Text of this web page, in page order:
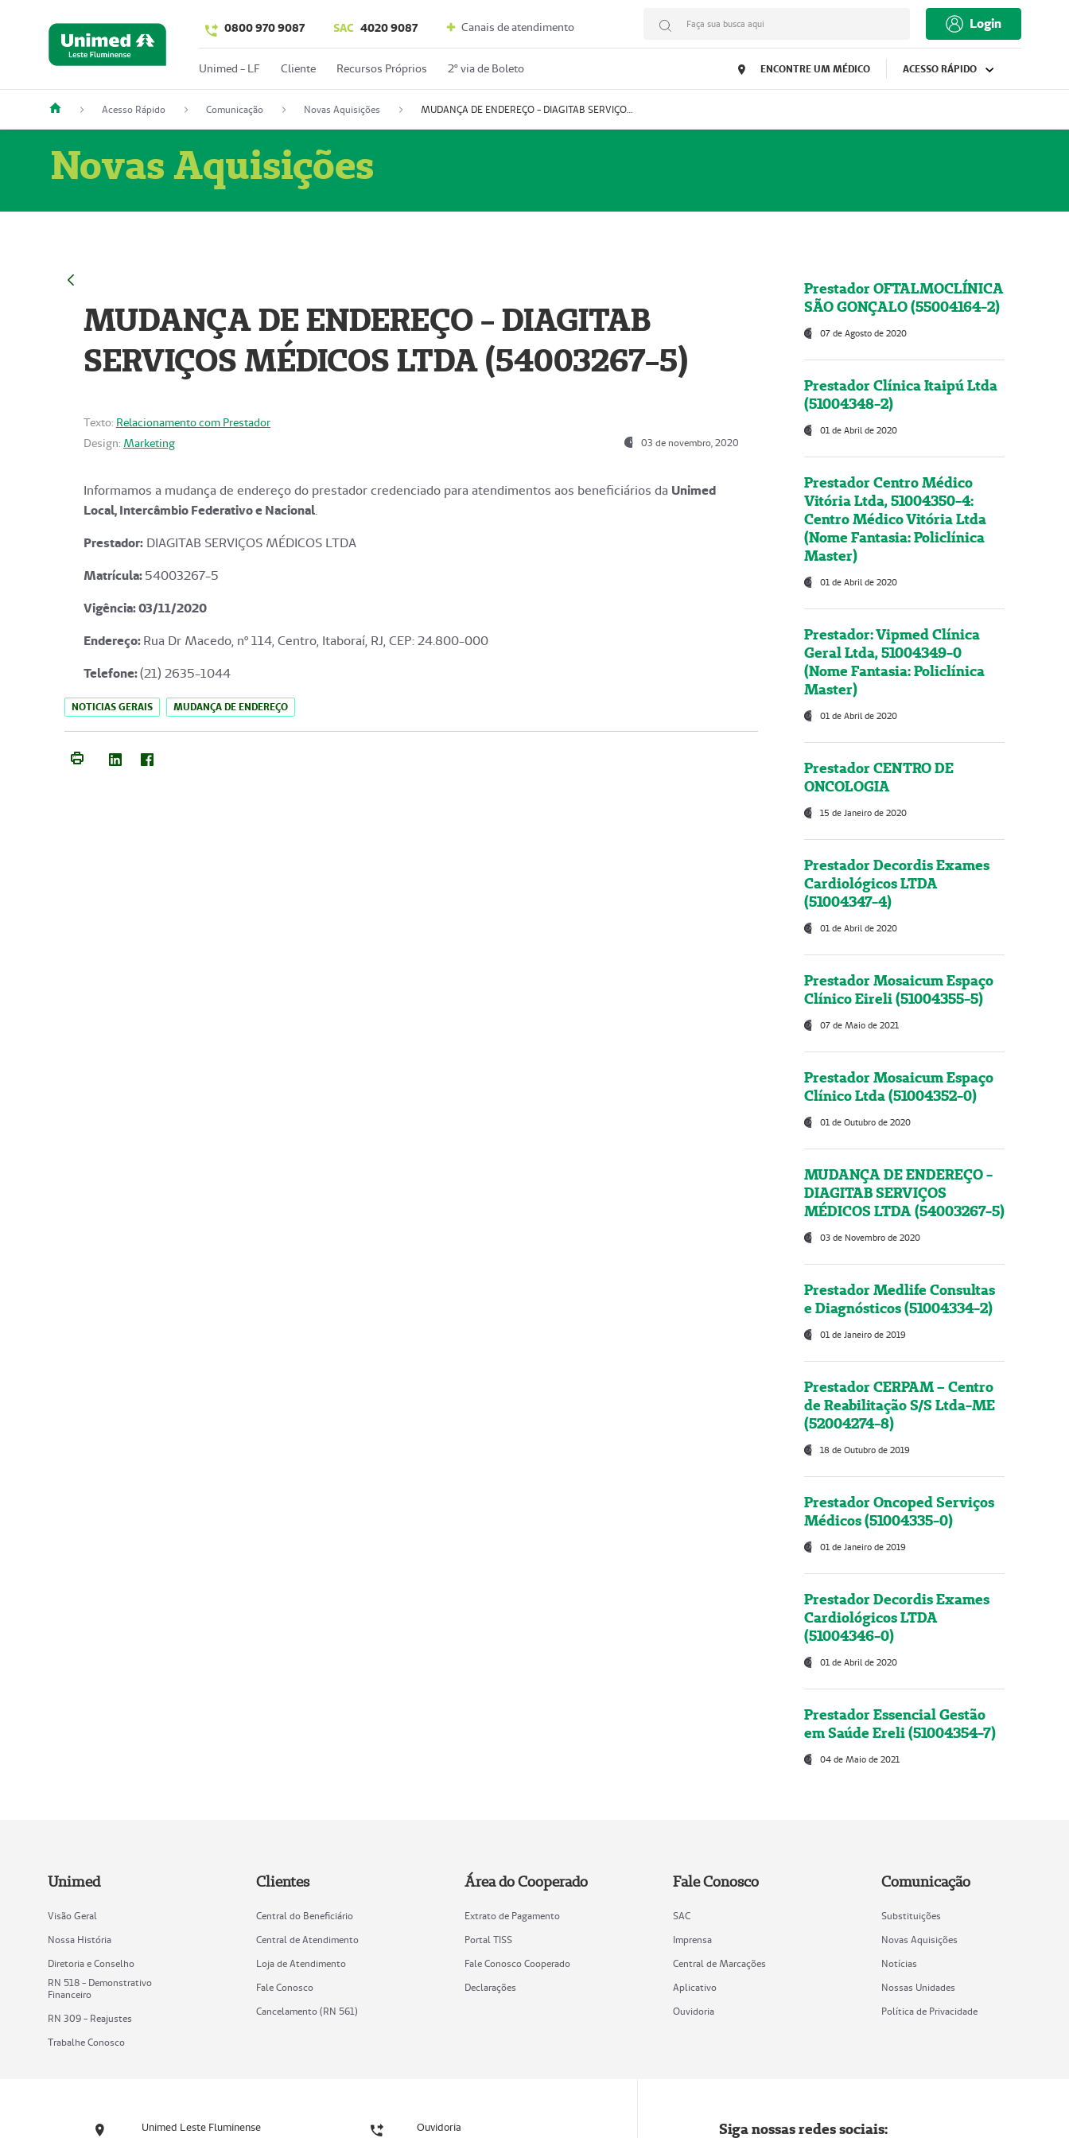
0800 970 9087 SAC 4020 9087 Canais de atendimento Faça sua busca aqui Login
Unimed - LF Cliente Recursos Próprios 2º via de Boleto ENCONTRE UM MÉDICO ACESSO RÁPIDO
Acesso Rápido Comunicação Novas Aquisições MUDANÇA DE ENDEREÇO - DIAGITAB SERVIÇOS MÉDICOS LTDA (54003267-5)
Novas Aquisições
MUDANÇA DE ENDEREÇO - DIAGITAB
SERVIÇOS MÉDICOS LTDA (54003267-5)
Texto: Relacionamento com Prestador
Design: Marketing 03 de novembro, 2020
Informamos a mudança de endereço do prestador credenciado para atendimentos aos beneficiários da Unimed
Local, Intercâmbio Federativo e Nacional.
Prestador: DIAGITAB SERVIÇOS MÉDICOS LTDA
Matrícula:54003267-5
Vigência: 03/11/2020
Endereço:Rua Dr Macedo, nº 114, Centro, Itaboraí, RJ, CEP: 24.800-000
Telefone:(21) 2635-1044
NOTICIAS GERAIS MUDANÇA DE ENDEREÇO
Prestador OFTALMOCLÍNICA
SÃO GONÇALO (55004164-2)
07 de Agosto de 2020
Prestador Clínica Itaipú Ltda
(51004348-2)
01 de Abril de 2020
Prestador Centro Médico
Vitória Ltda, 51004350-4:
Centro Médico Vitória Ltda
(Nome Fantasia: Policlínica
Master)
01 de Abril de 2020
Prestador: Vipmed Clínica
Geral Ltda, 51004349-0
(Nome Fantasia: Policlínica
Master)
01 de Abril de 2020
Prestador CENTRO DE
ONCOLOGIA
15 de Janeiro de 2020
Prestador Decordis Exames
Cardiológicos LTDA
(51004347-4)
01 de Abril de 2020
Prestador Mosaicum Espaço
Clínico Eireli (51004355-5)
07 de Maio de 2021
Prestador Mosaicum Espaço
Clínico Ltda (51004352-0)
01 de Outubro de 2020
MUDANÇA DE ENDEREÇO -
DIAGITAB SERVIÇOS
MÉDICOS LTDA (54003267-5)
03 de Novembro de 2020
Prestador Medlife Consultas
e Diagnósticos (51004334-2)
01 de Janeiro de 2019
Prestador CERPAM – Centro
de Reabilitação S/S Ltda-ME
(52004274-8)
18 de Outubro de 2019
Prestador Oncoped Serviços
Médicos (51004335-0)
01 de Janeiro de 2019
Prestador Decordis Exames
Cardiológicos LTDA
(51004346-0)
01 de Abril de 2020
Prestador Essencial Gestão
em Saúde Ereli (51004354-7)
04 de Maio de 2021
Unimed
Visão Geral
Nossa História
Diretoria e Conselho
RN 518 - Demonstrativo
Financeiro
RN 309 - Reajustes
Trabalhe Conosco
Clientes
Central do Beneficiário
Central de Atendimento
Loja de Atendimento
Fale Conosco
Cancelamento (RN 561)
Área do Cooperado
Extrato de Pagamento
Portal TISS
Fale Conosco Cooperado
Declarações
Fale Conosco
SAC
Imprensa
Central de Marcações
Aplicativo
Ouvidoria
Comunicação
Substituições
Novas Aquisições
Notícias
Nossas Unidades
Política de Privacidade
Unimed Leste Fluminense Ouvidoria Siga nossas redes sociais: